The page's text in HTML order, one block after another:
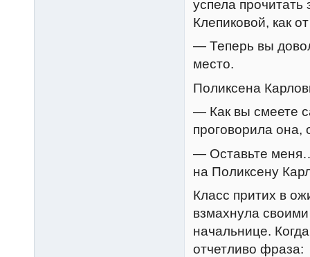
успела прочитать
Клепиковой, как
— Теперь вы
место.
Поликсена
— Как вы смеете
проговорила
— Оставьте
на Поликсену
Класс притих в
взмахнула
начальнице.
отчетливо фраза: